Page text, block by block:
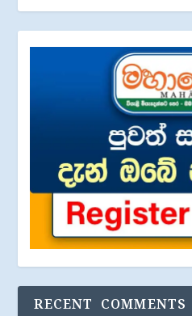
RECENT COMMENTS